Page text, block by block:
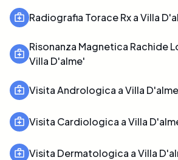
Radiografia Torace Rx a Villa
Risonanza Magnetica Rachide
Villa D'alme'
Visita Andrologica a Villa
Visita Cardiologica a Villa
Visita Dermatologica a Villa